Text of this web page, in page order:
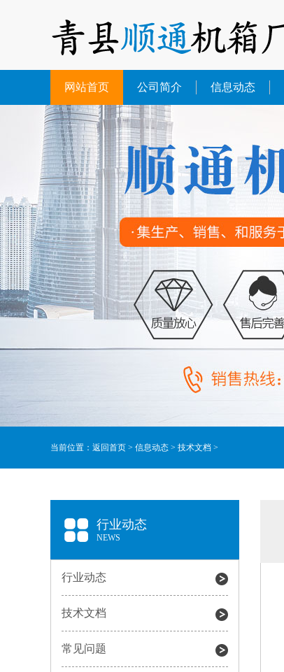
网站首页 公司简介 信息动态
当前位置： 返回首页 > 信息动态 > 技术文档 >
行业动态
NEWS
行业动态
技术文档
常见问题